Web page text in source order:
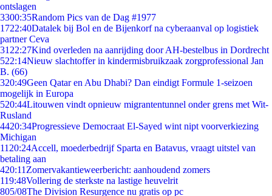
ontslagen
3300:35Random Pics van de Dag #1977
1722:40Datalek bij Bol en de Bijenkorf na cyberaanval op logistiek
partner Ceva
31 22:27Kind overleden na aanrijding door AH-bestelbus in Dordrecht
522:14Nieuw slachtoffer in kindermisbruikzaak zorgprofessional Jan
B. (66)
320:49Geen Qatar en Abu Dhabi? Dan eindigt Formule 1-seizoen
mogelijk in Europa
520:44Litouwen vindt opnieuw migrantentunnel onder grens met Wit-
Rusland
4420:34Progressieve Democraat El-Sayed wint nipt voorverkiezing
Michigan
11 20:24Accell, moederbedrijf Sparta en Batavus, vraagt uitstel van
betaling aan
420:11 Zomervakantieweerbericht: aanhoudend zomers
119:48Vollering de sterkste na lastige heuvelrit
805/08The Division Resurgence nu gratis op pc